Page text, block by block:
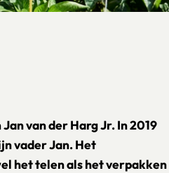
van der Harg Jr. In 2019
vader Jan. Het
het telen als het verpakken